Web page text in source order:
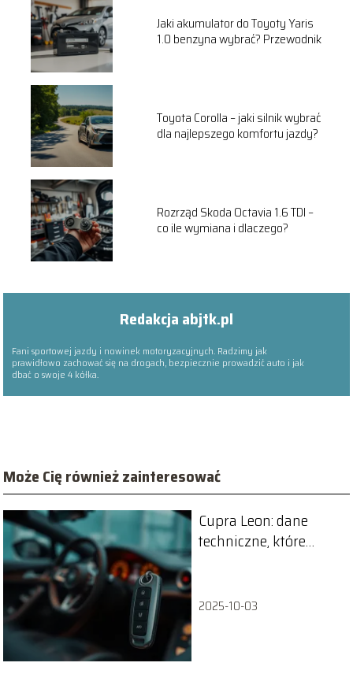
Jaki akumulator do Toyoty Yaris
1.0 benzyna wybrać? Przewodnik
Toyota Corolla – jaki silnik wybrać
dla najlepszego komfortu jazdy?
Rozrząd Skoda Octavia 1.6 TDI –
co ile wymiana i dlaczego?
Redakcja abjtk.pl
Fani sportowej jazdy i nowinek motoryzacyjnych. Radzimy jak
prawidłowo zachować się na drogach, bezpiecznie prowadzić auto i jak
dbać o swoje 4 kółka.
Może Cię również zainteresować
Cupra Leon: dane
techniczne, które
2025-10-03